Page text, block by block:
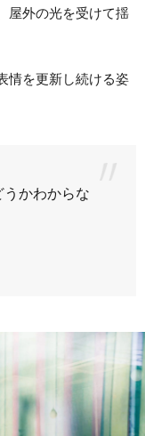
屋外の光を受けて揺
情を更新し続ける姿
かわからな